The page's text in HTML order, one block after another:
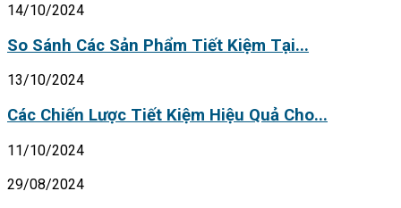
14/10/2024
So Sánh Các Sản Phẩm Tiết Kiệm Tại...
13/10/2024
Các Chiến Lược Tiết Kiệm Hiệu Quả Cho...
11/10/2024
29/08/2024